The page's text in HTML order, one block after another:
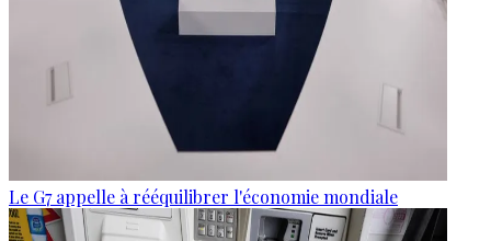
Le G7 appelle à rééquilibrer l'économie mondiale